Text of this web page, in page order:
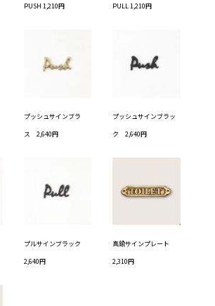
PUSH 1,210円
PULL 1,210円
プッシュサインブラ
ス 2,640円
プッシュサインブラッ
ク 2,640円
プルサインブラック
2,640円
真鍮サインプレート
2,310円